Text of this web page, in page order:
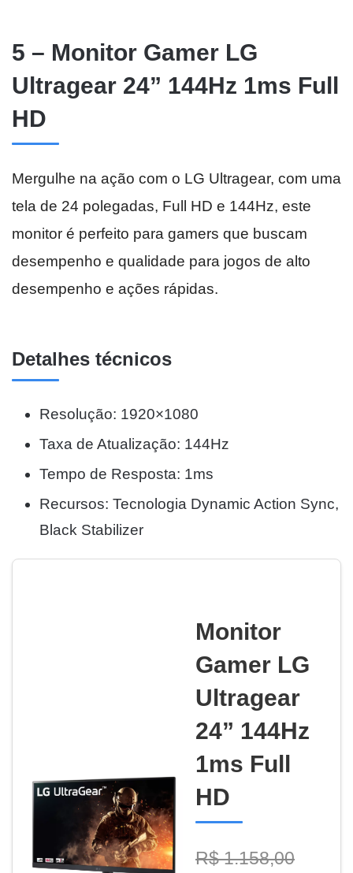
5 – Monitor Gamer LG
Ultragear 24” 144Hz 1ms Full
HD
Mergulhe na ação com o LG Ultragear, com uma
tela de 24 polegadas, Full HD e 144Hz, este
monitor é perfeito para gamers que buscam
desempenho e qualidade para jogos de alto
desempenho e ações rápidas.
Detalhes técnicos
Resolução: 1920×1080
Taxa de Atualização: 144Hz
Tempo de Resposta: 1ms
Recursos: Tecnologia Dynamic Action Sync,
Black Stabilizer
Monitor
Gamer LG
Ultragear
24” 144Hz
1ms Full
HD
R$ 1.158,00